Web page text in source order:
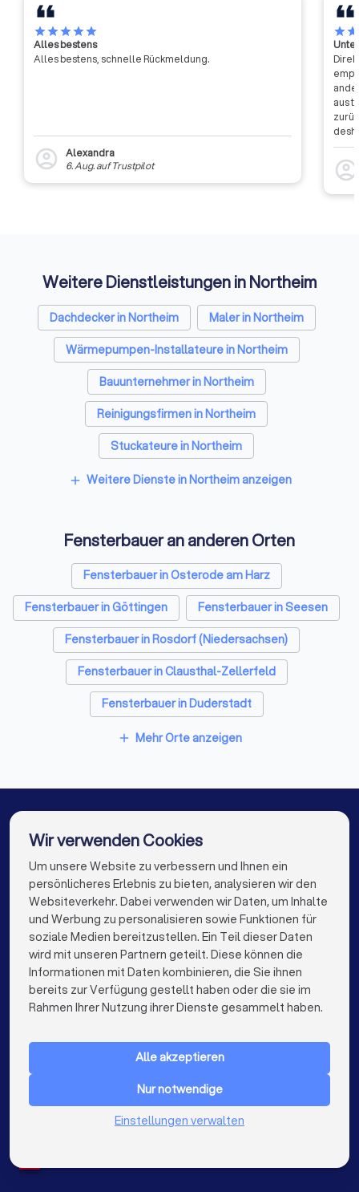
starstarstarstarstar
Alles bestens
Alles bestens, schnelle Rückmeldung.
account_circle
Alexandra
6. Aug.auf Trustpilot
starstar
aus
dass
account_circle
Weitere Dienstleistungen in Northeim
Dachdecker in Northeim
Maler in Northeim
Wärmepumpen-Installateure in Northeim
Bauunternehmer in Northeim
Reinigungsfirmen in Northeim
Stuckateure in Northeim
Spezialisten für Dämmung in Northeim
Kammerjäger in Northeim
Sicherheitstechniker in Northeim
Trockenbauer in Northeim
Sanitärinstallateure in Northeim
Fliesenleger in Northeim
Bodenleger in Northeim
add Weitere Dienste in Northeim anzeigen
Fensterbauer an anderen Orten
Fensterbauer in Osterode am Harz
Fensterbauer in Göttingen
Fensterbauer in Seesen
Fensterbauer in Rosdorf (Niedersachsen)
Fensterbauer in Clausthal-Zellerfeld
Fensterbauer in Duderstadt
Fensterbauer in Bad Lauterberg im Harz
Fensterbauer in Langelsheim
Fensterbauer in Berlin
Fensterbauer in Hamburg
Fensterbauer in München
Fensterbauer in Köln
Fensterbauer in Frankfurt am Main
Fensterbauer in Stuttgart
Fensterbauer in Düsseldorf
Fensterbauer in Bremen
Fensterbauer in Nürnberg
Fensterbauer in Dresden
Fensterbauer in Hannover
Fensterbauer in Leipzig
Fensterbauer in Duisburg
add Mehr Orte anzeigen
Die besten Fensterbauer für Sie
info@trustlocal.de
FÜR PRIVATPERSONEN
Niederlande
Wir verwenden Cookies
Um unsere Website zu verbessern und Ihnen ein
persönlicheres Erlebnis zu bieten, analysieren wir den
Websiteverkehr. Dabei verwenden wir Daten, um Inhalte
und Werbung zu personalisieren sowie Funktionen für
soziale Medien bereitzustellen. Ein Teil dieser Daten
wird mit unseren Partnern geteilt. Diese können die
Informationen mit Daten kombinieren, die Sie ihnen
bereits zur Verfügung gestellt haben oder die sie im
Rahmen Ihrer Nutzung ihrer Dienste gesammelt haben.
Alle akzeptieren
Nur notwendige
Einstellungen verwalten